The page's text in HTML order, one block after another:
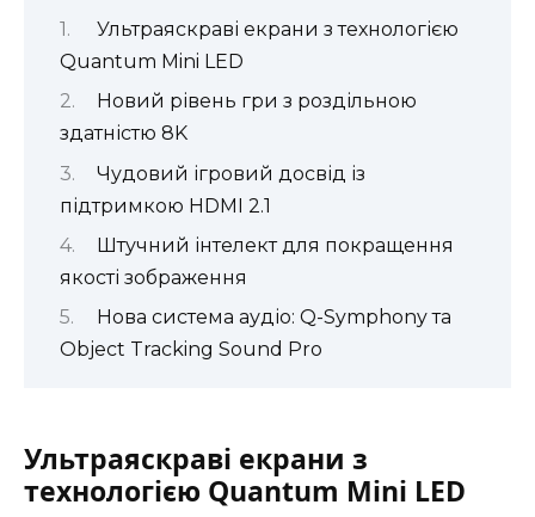
Ультраяскраві екрани з технологією
Quantum Mini LED
Новий рівень гри з роздільною
здатністю 8K
Чудовий ігровий досвід із
підтримкою HDMI 2.1
Штучний інтелект для покращення
якості зображення
Нова система аудіо: Q-Symphony та
Object Tracking Sound Pro
Ультраяскраві екрани з
технологією Quantum Mini LED